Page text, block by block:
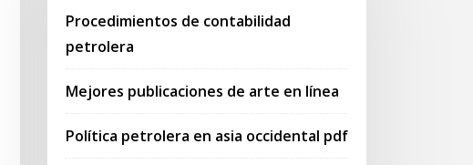
Procedimientos de contabilidad
petrolera
Mejores publicaciones de arte en línea
Política petrolera en asia occidental pdf